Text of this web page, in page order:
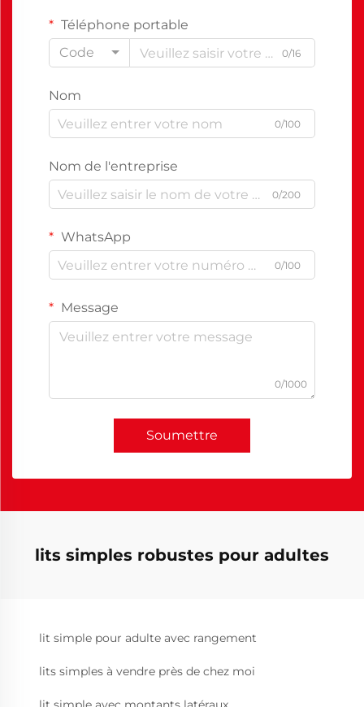
Téléphone portable
Code
0/16
Nom
0/100
Nom de l'entreprise
0/200
WhatsApp
0/100
Message
0/1000
Soumettre
lits simples robustes pour adultes
lit simple pour adulte avec rangement
lits simples à vendre près de chez moi